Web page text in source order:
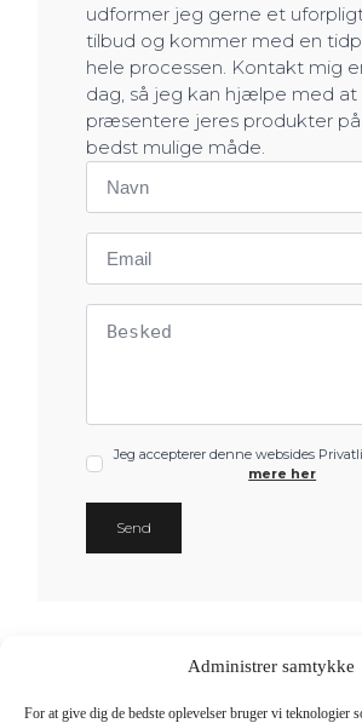
Administrer samtykke
For at give dig de bedste oplevelser bruger vi teknologier
Navn
Email
Besked
GDPR
*
Jeg accepterer denne websides
mere her
Send
udformer jeg gerne et
tilbud og kommer med en
hele processen. Kontakt mig
dag, så jeg kan hjælpe med at
præsentere jeres produkter
bedst mulige måde.